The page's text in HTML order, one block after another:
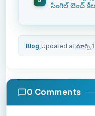
సింగిల్ బెంచ్
Blog, Updated at:మార్చి
0 Comments